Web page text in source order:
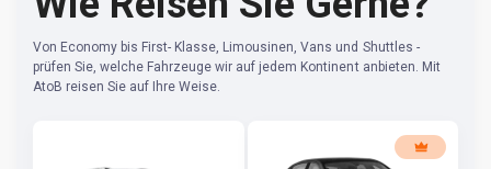
Von Economy bis First- Klasse, Limousinen, Vans und Shuttles -
prüfen Sie, welche Fahrzeuge wir auf jedem Kontinent anbieten. Mit
AtoB reisen Sie auf Ihre Weise.